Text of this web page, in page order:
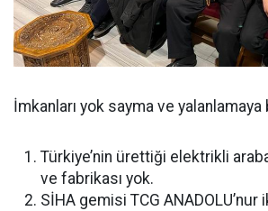
İmkanları yok sayma ve
Türkiye’nin ürettiği elektrikli
ve fabrikası yok.
SİHA gemisi TCG ANADOLU’nur